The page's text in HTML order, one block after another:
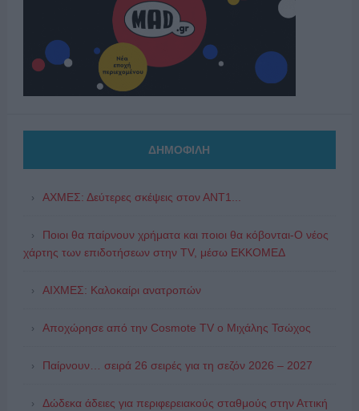
ΔΗΜΟΦΙΛΗ
ΑΧΜΕΣ: Δεύτερες σκέψεις στον ΑΝΤ1...
Ποιοι θα παίρνουν χρήματα και ποιοι θα κόβονται-Ο νέος
χάρτης των επιδοτήσεων στην TV, μέσω ΕΚΚΟΜΕΔ
ΑΙΧΜΕΣ: Καλοκαίρι ανατροπών
Αποχώρησε από την Cosmote TV o Μιχάλης Τσώχος
Παίρνουν… σειρά 26 σειρές για τη σεζόν 2026 – 2027
Δώδεκα άδειες για περιφερειακούς σταθμούς στην Αττική